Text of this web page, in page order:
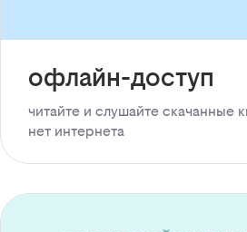
офлайн-доступ
читайте и слушайте скачанные
нет интернета